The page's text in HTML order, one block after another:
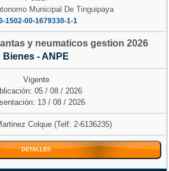
Municipal De Tinguipaya
1502-00-1679330-1-1
y neumaticos gestion 2026
Bienes - ANPE
Vigente
05 / 08 / 2026
13 / 08 / 2026
Colque (Telf: 2-6136235)
DETALLES